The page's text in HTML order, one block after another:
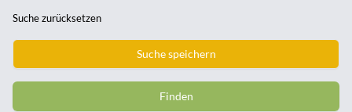
Suche zurücksetzen
Suche speichern
Finden